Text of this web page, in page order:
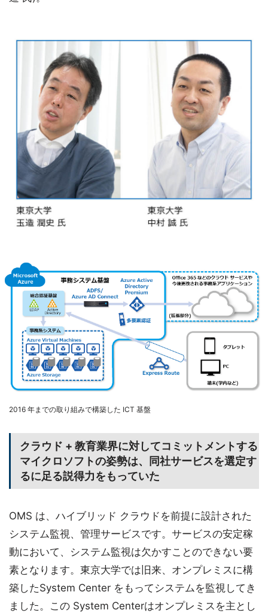
2016 年までの取り組みで構築した ICT 基盤
クラウド + 教育業界に対してコミットメントする
マイクロソフトの姿勢は、同社サービスを選定す
るに足る説得力をもっていた
OMS は、ハイブリッド クラウドを前提に設計された
システム監視、管理サービスです。サービスの安定稼
動において、システム監視は欠かすことのできない要
素となります。東京大学では旧来、オンプレミスに構
築したSystem Center をもってシステムを監視してき
ました。この System Centerはオンプレミスを主とし